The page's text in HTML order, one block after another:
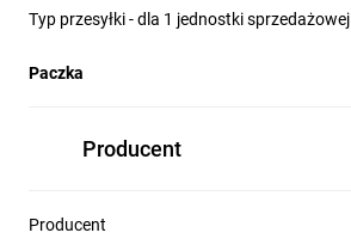
Typ przesyłki - dla 1 jednostki sprzedażowej
Paczka
Producent
Producent